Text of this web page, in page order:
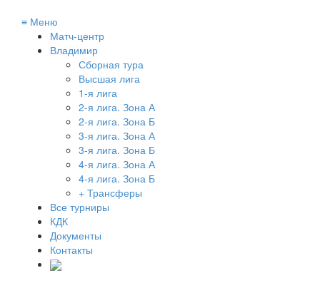
≡ Меню
Матч-центр
Владимир
Сборная тура
Высшая лига
1-я лига
2-я лига. Зона А
2-я лига. Зона Б
3-я лига. Зона А
3-я лига. Зона Б
4-я лига. Зона А
4-я лига. Зона Б
+ Трансферы
Все турниры
КДК
Документы
Контакты